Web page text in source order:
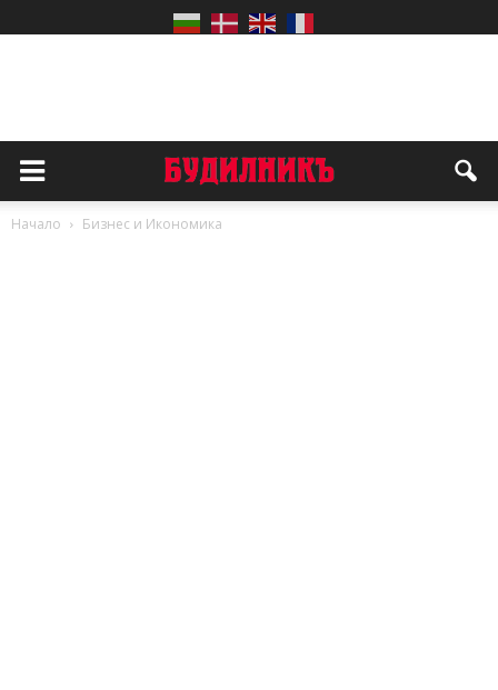
Начало Бизнес и Икономика